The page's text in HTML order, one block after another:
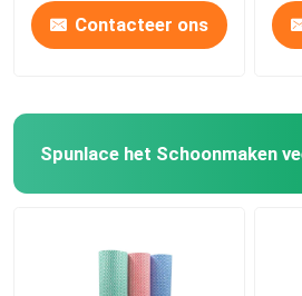
Contacteer ons
Spunlace het Schoonmaken